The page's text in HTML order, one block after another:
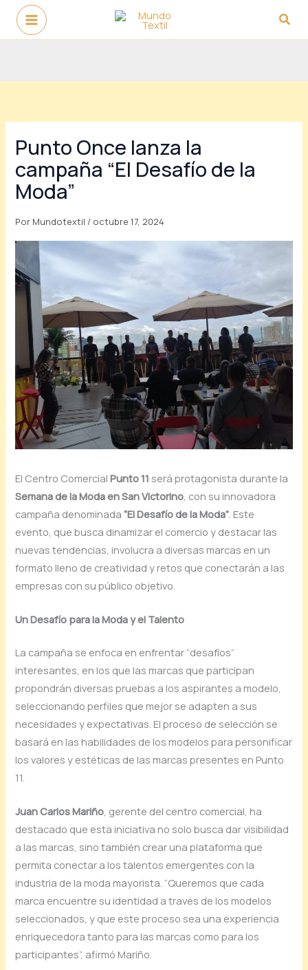
contenido
Punto Once lanza la
campaña “El Desafío de la
Moda”
Por Mundotextil / octubre 17, 2024
El Centro ComercialPunto 11 será protagonista durante la
Semana de la Moda en San Victorino , con su innovadora
campaña denominada“El Desafío de la Moda” . Este
evento, que busca dinamizar el comercio y destacar las
nuevas tendencias, involucra a diversas marcas en un
formato lleno de creatividad y retos que conectarán a las
empresas con su público objetivo.
Un Desafío para la Moda y el Talento
La campaña se enfoca en enfrentar “desafíos”
interesantes, en los que las marcas que participan
propondrán diversas pruebas a los aspirantes a modelo,
seleccionando perfiles que mejor se adapten a sus
necesidades y expectativas. El proceso de selección se
basará en las habilidades de los modelos para personificar
los valores y estéticas de las marcas presentes en Punto
11.
Juan Carlos Mariño, gerente del centro comercial, ha
destacado que esta iniciativa no solo busca dar visibilidad
a las marcas, sino también crear una plataforma que
permita conectar a los talentos emergentes con la
industria de la moda mayorista. “Queremos que cada
marca encuentre su identidad a través de los modelos
seleccionados, y que este proceso sea una experiencia
enriquecedora tanto para las marcas como para los
participantes”, afirmó Mariño.